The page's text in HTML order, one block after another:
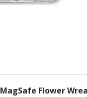
Flower